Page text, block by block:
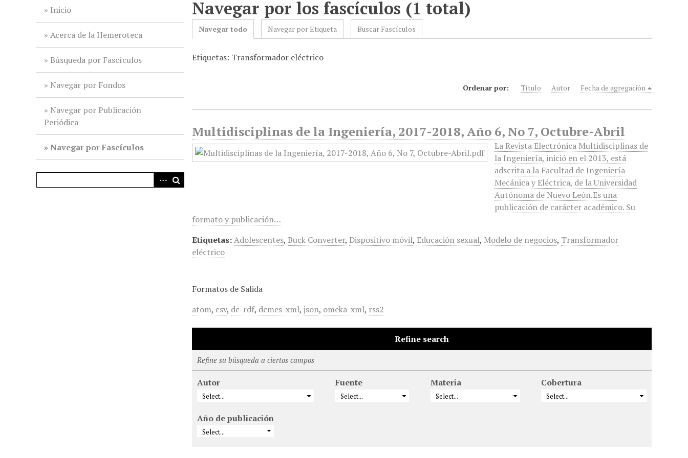
Inicio
Acerca de la Hemeroteca
Búsqueda por Fascículos
Navegar por Fondos
Navegar por Publicación
Periódica
Navegar por Fascículos
Navegar por los fascículos (1 total)
Navegar todo Navegar por Etiqueta Buscar Fascículos
Etiquetas: Transformador eléctrico
Ordenar por: Título Autor Fecha de agregación
Multidisciplinas de la Ingeniería, 2017-2018, Año 6, No 7, Octubre-Abril
La Revista Electrónica Multidisciplinas de
la Ingeniería, inició en el 2013, está
adscrita a la Facultad de Ingeniería
Mecánica y Eléctrica, de la Universidad
Autónoma de Nuevo León.Es una
publicación de carácter académico. Su
formato y publicación…
Etiquetas:Adolescentes, Buck Converter, Dispositivo móvil, Educación sexual, Modelo de negocios, Transformador
eléctrico
Formatos de Salida
atom, csv, dc-rdf, dcmes-xml,json, omeka-xml, rss2
Refine search
Refine su búsqueda a ciertos campos
Autor Fuente Materia Cobertura
Año de publicación